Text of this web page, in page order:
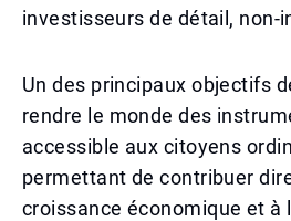
investisseurs de détail, non-
Un des principaux objectifs
rendre le monde des
accessible aux citoyens
permettant de contribuer
croissance économique et à